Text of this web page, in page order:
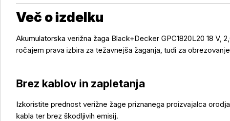
Več o izdelku
Akumulatorska verižna žaga Black+Decker GPC1820L20 18 V,
ročajem prava izbira za težavnejša žaganja, tudi za
Brez kablov in zapletanja
Izkoristite prednost verižne žage priznanega proizvajalca
kabla ter brez škodljivih emisij.